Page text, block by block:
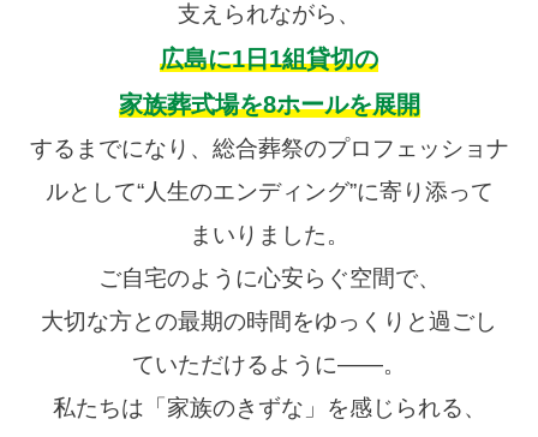
支えられながら、
広島に1日1組貸切の
家族葬式場を8ホールを展開
するまでになり、総合葬祭のプロフェッショナ
ルとして“人生のエンディング”に寄り添って
まいりました。
ご自宅のように心安らぐ空間で、
大切な方との最期の時間をゆっくりと過ごし
ていただけるように――。
私たちは「家族のきずな」を感じられる、